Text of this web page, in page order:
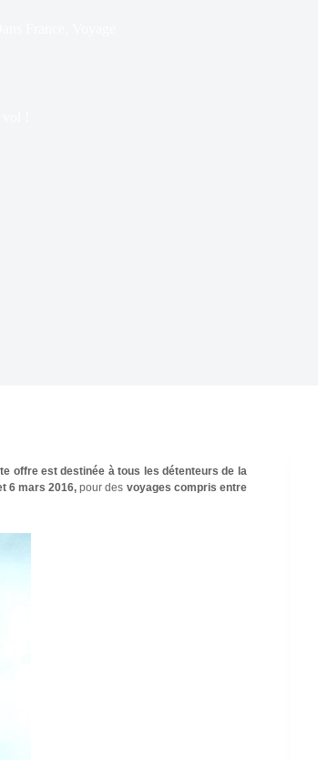
offre est destinée à tous les détenteurs de la
6 mars 2016,pour des voyages compris entre